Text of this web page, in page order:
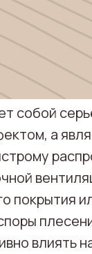
собой
а
покрытия
влиять